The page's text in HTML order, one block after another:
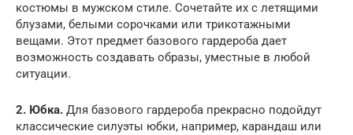
костюмы в мужском стиле. Сочетайте их с летящими
блузами, белыми сорочками или трикотажными
вещами. Этот предмет базового гардероба дает
возможность создавать образы, уместные в любой
ситуации.
2. Юбка. Для базового гардероба прекрасно подойдут
классические силуэты юбки, например, карандаш или